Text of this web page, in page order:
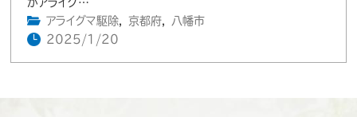
がアライグ…
アライグマ駆除, 京都府,
八幡市
2025/1/20